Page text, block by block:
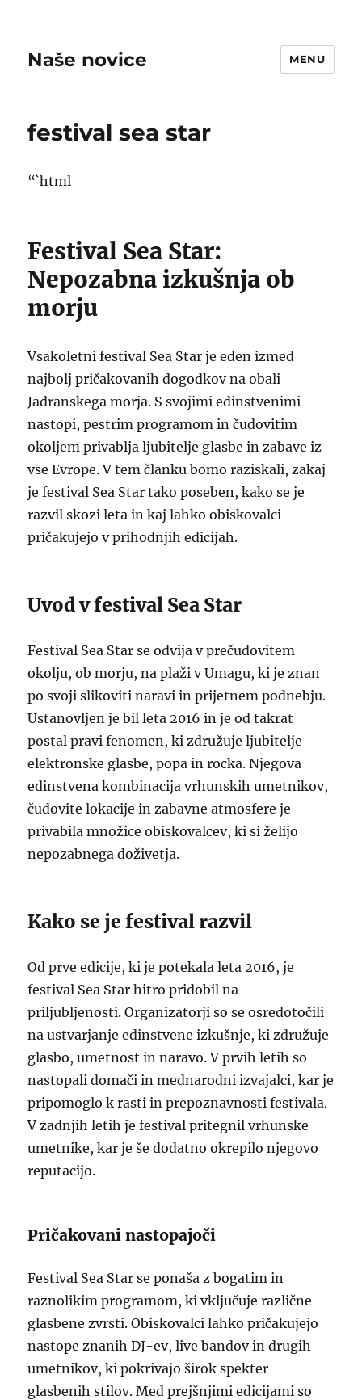
Naše novice MENU
festival sea star
“`html
Festival Sea Star:
Nepozabna izkušnja ob
morju
Vsakoletni festival Sea Star je eden izmed
najbolj pričakovanih dogodkov na obali
Jadranskega morja. S svojimi edinstvenimi
nastopi, pestrim programom in čudovitim
okoljem privablja ljubitelje glasbe in zabave iz
vse Evrope. V tem članku bomo raziskali, zakaj
je festival Sea Star tako poseben, kako se je
razvil skozi leta in kaj lahko obiskovalci
pričakujejo v prihodnjih edicijah.
Uvod v festival Sea Star
Festival Sea Star se odvija v prečudovitem
okolju, ob morju, na plaži v Umagu, ki je znan
po svoji slikoviti naravi in prijetnem podnebju.
Ustanovljen je bil leta 2016 in je od takrat
postal pravi fenomen, ki združuje ljubitelje
elektronske glasbe, popa in rocka. Njegova
edinstvena kombinacija vrhunskih umetnikov,
čudovite lokacije in zabavne atmosfere je
privabila množice obiskovalcev, ki si želijo
nepozabnega doživetja.
Kako se je festival razvil
Od prve edicije, ki je potekala leta 2016, je
festival Sea Star hitro pridobil na
priljubljenosti. Organizatorji so se osredotočili
na ustvarjanje edinstvene izkušnje, ki združuje
glasbo, umetnost in naravo. V prvih letih so
nastopali domači in mednarodni izvajalci, kar je
pripomoglo k rasti in prepoznavnosti festivala.
V zadnjih letih je festival pritegnil vrhunske
umetnike, kar je še dodatno okrepilo njegovo
reputacijo.
Pričakovani nastopajoči
Festival Sea Star se ponaša z bogatim in
raznolikim programom, ki vključuje različne
glasbene zvrsti. Obiskovalci lahko pričakujejo
nastope znanih DJ-ev, live bandov in drugih
umetnikov, ki pokrivajo širok spekter
glasbenih stilov. Med prejšnjimi edicijami so